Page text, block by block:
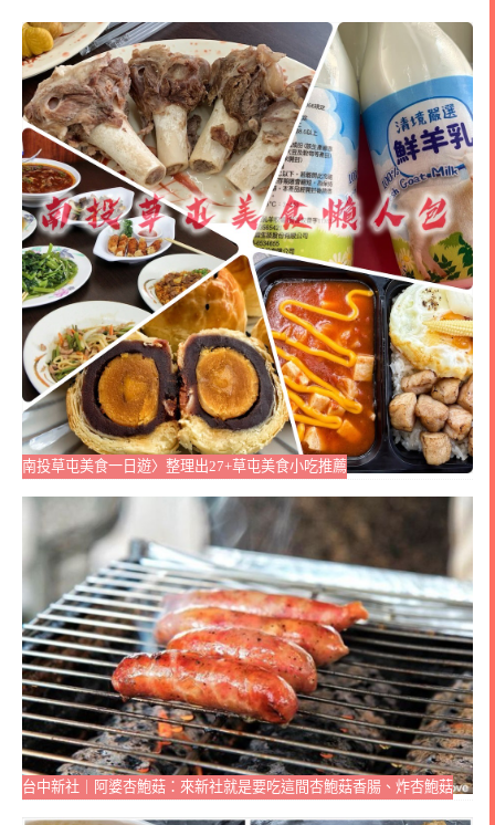
南投草屯美食一日遊〉整理出27+草屯美食小吃推薦
台中新社｜阿婆杏鮑菇：來新社就是要吃這間杏鮑菇香腸、炸杏鮑菇